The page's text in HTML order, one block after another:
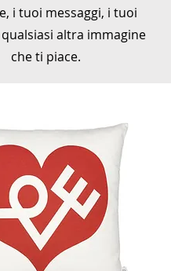
i tuoi messaggi, i tuoi
altra immagine
che ti piace.